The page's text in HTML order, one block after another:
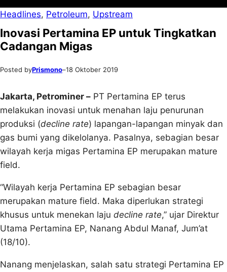
Headlines, Petroleum, Upstream
Inovasi Pertamina EP untuk Tingkatkan
Cadangan Migas
Posted byPrismono–18 Oktober 2019
Jakarta, Petrominer – PT Pertamina EP terus
melakukan inovasi untuk menahan laju penurunan
produksi (decline rate) lapangan-lapangan minyak dan
gas bumi yang dikelolanya. Pasalnya, sebagian besar
wilayah kerja migas Pertamina EP merupakan mature
field.
“Wilayah kerja Pertamina EP sebagian besar
merupakan mature field. Maka diperlukan strategi
khusus untuk menekan laju decline rate,” ujar Direktur
Utama Pertamina EP, Nanang Abdul Manaf, Jum’at
(18/10).
Nanang menjelaskan, salah satu strategi Pertamina EP